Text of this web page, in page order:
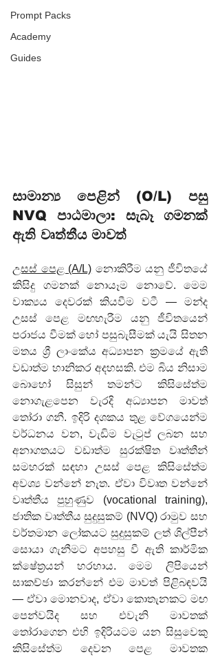
Prompt Packs
Academy
Guides
සාමාන්‍ය පෙළින් (O/L) පසු
NVQ පාඨමාලා: සැබෑ ගමනක්
ඇති වෘත්තීය මාවත්
උසස් පෙළ (A/L) නොකිරීම යනු ජීවිතයේ
කිසිදු ගමනක් නොයෑම නොවේ. මෙම
වාක්‍යය දෙවරක් කියවීම වටී — මන්ද
උසස් පෙළ මඟහැරීම යනු ජීවිතයෙන්
පරාජය වීමක් හෝ පසුබැසීමක් යැයි සිතන
මතය ශ්‍රී ලාංකේය අධ්‍යාපන ක්‍රමයේ ඇති
වඩාත්ම හානිකර අදහසකි. එම බිය නිසාම
බොහෝ සිසුන් තමන්ට කිසිසේත්ම
නොගැළපෙන වැරදි අධ්‍යාපන මාවත්
තෝරා ගනී. ඉදිරි දශකය තුළ වේගයෙන්ම
වර්ධනය වන, වැඩිම වැටුප් ලබන සහ
අනාගතයට වඩාත්ම සුරක්ෂිත වෘත්තීන්
සමහරක් සඳහා උසස් පෙළ කිසිසේත්ම
අවශ්‍ය වන්නේ නැත. ඒවා විවෘත වන්නේ
වෘත්තීය පුහුණුව (vocational training),
ජාතික වෘත්තීය සුදුසුකම් (NVQ) රාමුව සහ
වර්තමාන ලෝකයට සුදුසුකම් ලත් ශිල්පීන්
සොයා ගැනීමට අපහසු වී ඇති කාර්මික
ක්ෂේත්‍රයන් හරහාය. මෙම ලිපියෙන්
සාකච්ඡා කරන්නේ එම මාවත් පිළිබඳවයි
— ඒවා මොනවාද, ඒවා කොතැනකට මඟ
පෙන්වයිද සහ එවැනි මාවතක්
තෝරාගෙන එහි ඉදිරියටම යන සිසුවෙකු
කිසිසේත්ම දෙවන පෙළ මාවතක